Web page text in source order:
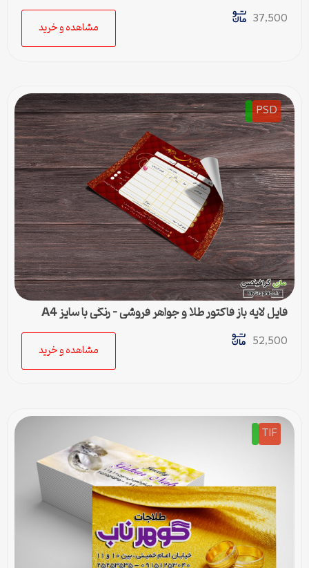
37,500
مشاهده و خرید
PSD
فایل لایه باز فاکتور طلا و جواهر فروشی – رنگی با سایز A4
52,500
مشاهده و خرید
TIF